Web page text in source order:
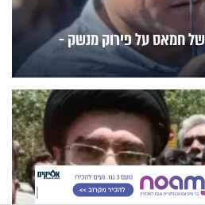
חמאס על פירוק מנשק -